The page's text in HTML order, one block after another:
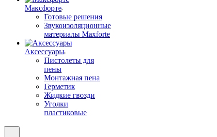
Максфорте
Готовые решения
Звукоизоляционные
материалы Maxforte
Аксессуары
Пистолеты для
пены
Монтажная пена
Герметик
Жидкие гвозди
Уголки
пластиковые